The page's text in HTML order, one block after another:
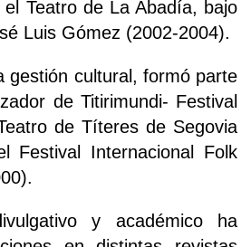
Teatro de La Abadía, bajo
Luis Gómez (2002-2004).
gestión cultural, formó parte
de Titirimundi- Festival
de Títeres de Segovia
Festival Internacional Folk
y académico ha